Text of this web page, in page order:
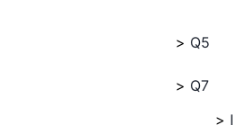
Q5
Q7
I